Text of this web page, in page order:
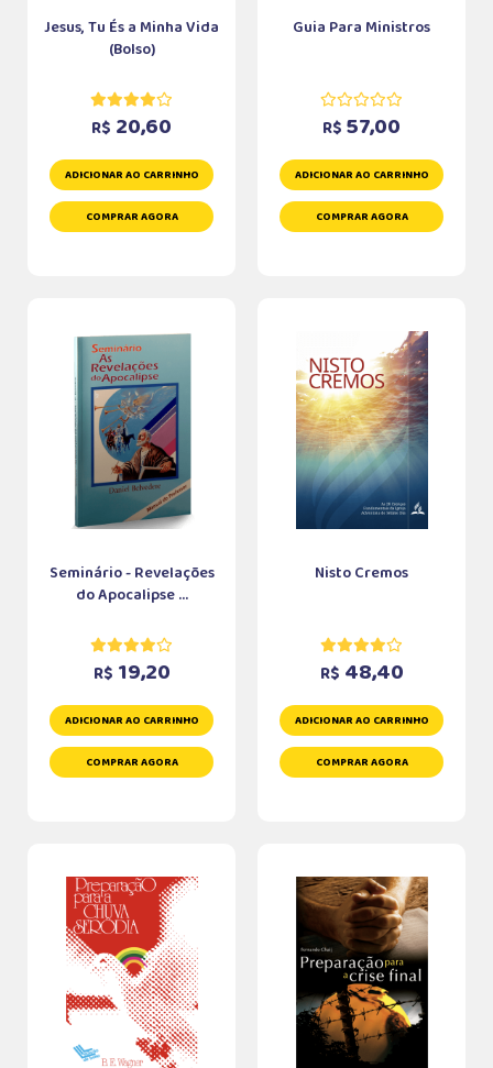
Jesus, Tu És a Minha Vida
(Bolso)
R$ 20,60
ADICIONAR AO CARRINHO
COMPRAR AGORA
Guia Para Ministros
R$ 57,00
ADICIONAR AO CARRINHO
COMPRAR AGORA
Seminário - Revelações
do Apocalipse ...
R$ 19,20
ADICIONAR AO CARRINHO
COMPRAR AGORA
Nisto Cremos
R$ 48,40
ADICIONAR AO CARRINHO
COMPRAR AGORA